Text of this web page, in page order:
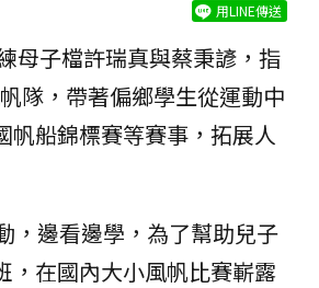
用LINE傳送
母子檔許瑞真與蔡秉諺，指
隊，帶著偏鄉學生從運動中
帆船錦標賽等賽事，拓展人
，邊看邊學，為了幫助兒子
，在國內大小風帆比賽嶄露